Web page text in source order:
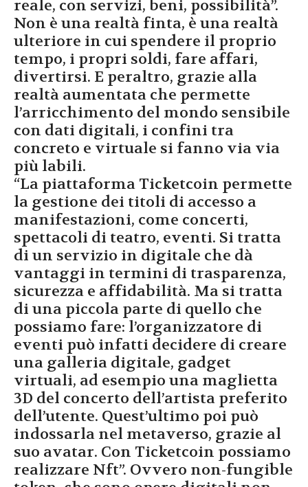
reale, con servizi, beni, possibilità”.
Non è una realtà finta, è una realtà
ulteriore in cui spendere il proprio
tempo, i propri soldi, fare affari,
divertirsi. E peraltro, grazie alla
realtà aumentata che permette
l’arricchimento del mondo sensibile
con dati digitali, i confini tra
concreto e virtuale si fanno via via
più labili.
“La piattaforma Ticketcoin permette
la gestione dei titoli di accesso a
manifestazioni, come concerti,
spettacoli di teatro, eventi. Si tratta
di un servizio in digitale che dà
vantaggi in termini di trasparenza,
sicurezza e affidabilità. Ma si tratta
di una piccola parte di quello che
possiamo fare: l’organizzatore di
eventi può infatti decidere di creare
una galleria digitale, gadget
virtuali, ad esempio una maglietta
3D del concerto dell’artista preferito
dell’utente. Quest’ultimo poi può
indossarla nel metaverso, grazie al
suo avatar. Con Ticketcoin possiamo
realizzare Nft”. Ovvero non-fungible